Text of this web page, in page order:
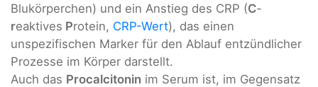
Blukörperchen) und ein Anstieg des CRP (C-
reaktives Protein, CRP-Wert), das einen
unspezifischen Marker für den Ablauf entzündlicher
Prozesse im Körper darstellt.
Auch das Procalcitonin im Serum ist, im Gegensatz